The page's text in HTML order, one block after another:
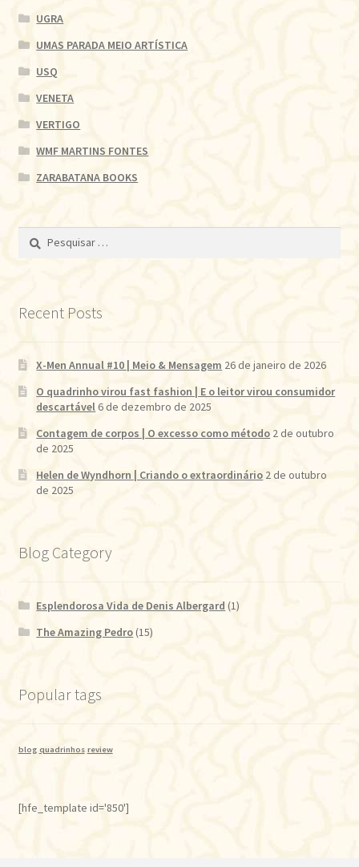
UGRA
UMAS PARADA MEIO ARTÍSTICA
USQ
VENETA
VERTIGO
WMF MARTINS FONTES
ZARABATANA BOOKS
Pesquisar
Recent Posts
X-Men Annual #10 | Meio & Mensagem 26 de janeiro de 2026
O quadrinho virou fast fashion | E o leitor virou consumidor
descartável6 de dezembro de 2025
Contagem de corpos | O excesso como método 2 de outubro
de 2025
Helen de Wyndhorn | Criando o extraordinário 2 de outubro
de 2025
Blog Category
Esplendorosa Vida de Denis Albergard (1)
The Amazing Pedro (15)
Popular tags
blog quadrinhos review
[hfe_template id='850']